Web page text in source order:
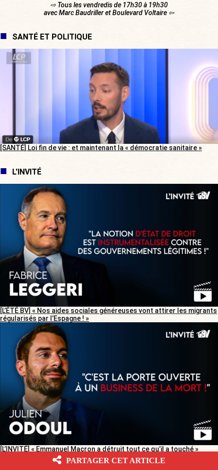
⇨ Tous les vendredis de 17h30 à 19h30
avec Marc Baudriller et Boulevard Voltaire ⇦
SANTÉ ET POLITIQUE
[SANTÉ] Loi fin de vie : et maintenant la « démocratie sanitaire »
L'INVITÉ
[L’ÉTÉ BV] « Nos aides sociales généreuses vont attirer les migrants
régularisés par l’Espagne ! »
[L’INVITÉ] « Emmanuel Macron a détruit tout ce qu’il a touché »
PARTAGER CET ARTICLE